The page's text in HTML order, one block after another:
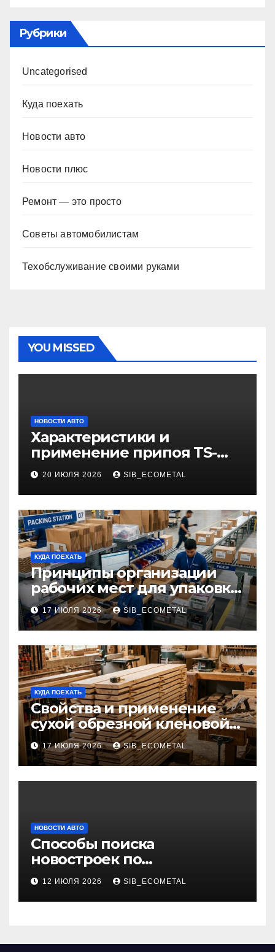
Рубрики
Uncategorised
Куда поехать
Новости авто
Новости плюс
Ремонт — это просто
Советы автомобилистам
Техобслуживание своими руками
YOU MISSED
НОВОСТИ АВТО
Характеристики и
применение припоя TS-
99.35050
20 ИЮЛЯ 2026 SIB_ECOMETAL
КУДА ПОЕХАТЬ
Принципы организации
рабочих мест для упаковки
и комплектации товаров
17 ИЮЛЯ 2026 SIB_ECOMETAL
КУДА ПОЕХАТЬ
Свойства и применение
сухой обрезной кленовой
доски в столярном деле
17 ИЮЛЯ 2026 SIB_ECOMETAL
НОВОСТИ АВТО
Способы поиска
новостроек по
индивидуальным
параметрам
12 ИЮЛЯ 2026 SIB_ECOMETAL